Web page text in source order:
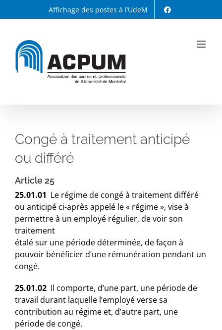
au
Affichage des postes à l’UdeM
Congé à traitement anticipé
ou différé
Article 25
25.01.01 Le régime de congé à traitement différé
ou anticipé ci-après appelé le « régime », vise à
permettre à un employé régulier, de voir son
traitement
étalé sur une période déterminée, de façon à
pouvoir bénéficier d’une rémunération pendant un
congé.
25.01.02 Il comporte, d’une part, une période de
travail durant laquelle l’employé verse sa
contribution au régime et, d’autre part, une
période de congé.